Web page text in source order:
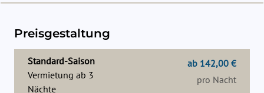
Preisgestaltung
Standard-Saison
Vermietung ab 3
Nächte
ab 142,00 €
pro Nacht